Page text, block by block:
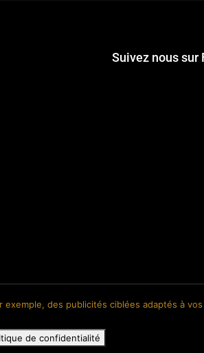
Suivez nous sur
des publicités ciblées adaptés à
de confidentialité